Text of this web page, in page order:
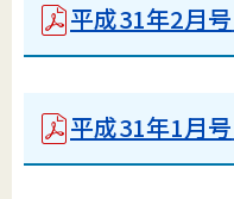
平成31年2月号
平成31年1月号